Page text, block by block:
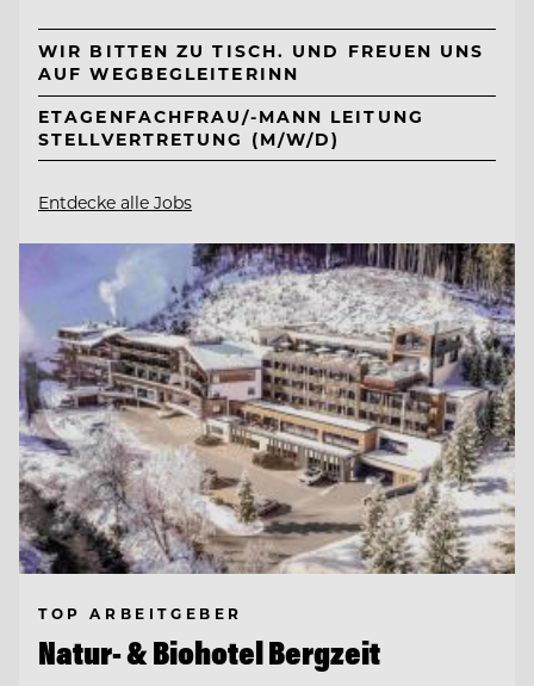
WIR BITTEN ZU TISCH. UND FREUEN UNS
AUF WEGBEGLEITERINN
ETAGENFACHFRAU/-MANN LEITUNG
STELLVERTRETUNG (M/W/D)
Entdecke alle Jobs
TOP ARBEITGEBER
Natur- & Biohotel Bergzeit